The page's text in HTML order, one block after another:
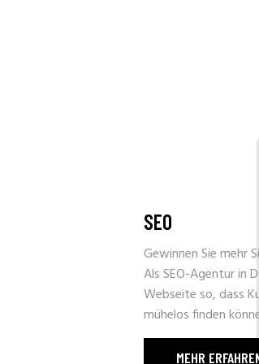
SEO
Gewinnen Sie mehr
Als SEO-Agentur in
Webseite so, dass
mühelos finden
MEHR